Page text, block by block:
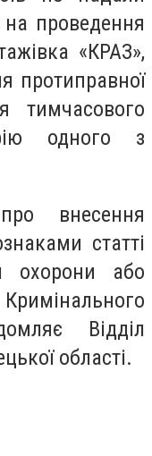
на проведення
«КРАЗ»,
протиправної
тимчасового
одного з
внесення
статті
охорони або
Відділ
області.